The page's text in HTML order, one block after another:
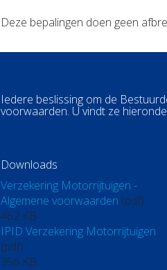
Deze bepalingen doen geen
Iedere beslissing om de
voorwaarden. U vindt ze
Downloads
Verzekering Motorrijtuigen -
Algemene voorwaarden (pdf)
462 KB
IPID Verzekering Motorrijtuigen
(pdf)
356 KB